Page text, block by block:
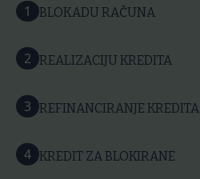
1 BLOKADU RAČUNA
2 REALIZACIJU KREDITA
3 REFINANCIRANJE KREDITA
4 KREDIT ZA BLOKIRANE